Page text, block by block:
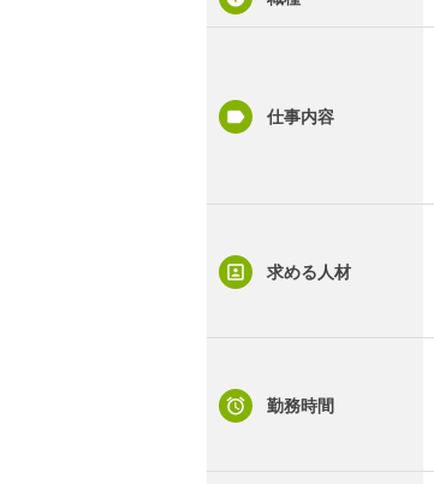
仕事内容
求める人材
勤務時間